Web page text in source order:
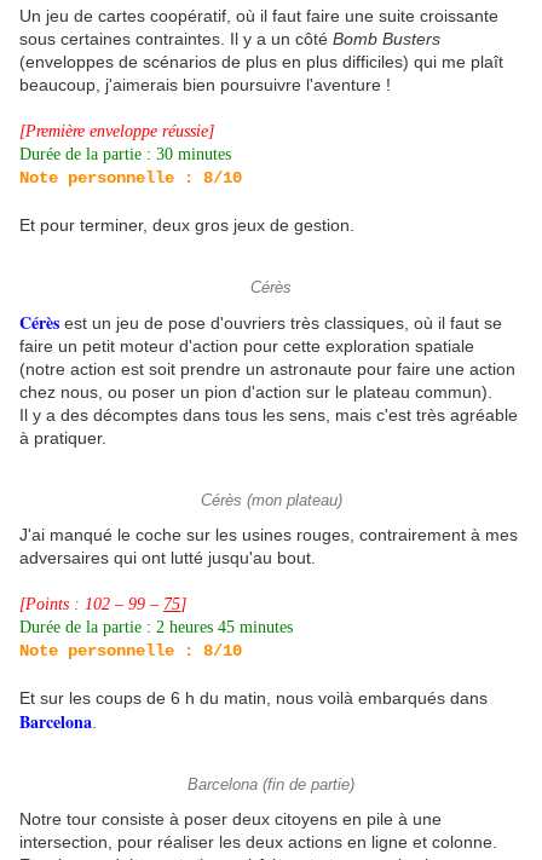
Un jeu de cartes coopératif, où il faut faire une suite croissante
sous certaines contraintes. Il y a un côté Bomb Busters
(enveloppes de scénarios de plus en plus difficiles) qui me plaît
beaucoup, j'aimerais bien poursuivre l'aventure !
[Première enveloppe réussie]
Durée de la partie : 30 minutes
Note personnelle : 8/10
Et pour terminer, deux gros jeux de gestion.
Cérès
Cérès est un jeu de pose d'ouvriers très classiques, où il faut se
faire un petit moteur d'action pour cette exploration spatiale
(notre action est soit prendre un astronaute pour faire une action
chez nous, ou poser un pion d'action sur le plateau commun).
Il y a des décomptes dans tous les sens, mais c'est très agréable
à pratiquer.
Cérès (mon plateau)
J'ai manqué le coche sur les usines rouges, contrairement à mes
adversaires qui ont lutté jusqu'au bout.
[Points : 102 – 99 – 75]
Durée de la partie : 2 heures 45 minutes
Note personnelle : 8/10
Et sur les coups de 6 h du matin, nous voilà embarqués dans
Barcelona
Barcelona (fin de partie)
Notre tour consiste à poser deux citoyens en pile à une
intersection, pour réaliser les deux actions en ligne et colonne.